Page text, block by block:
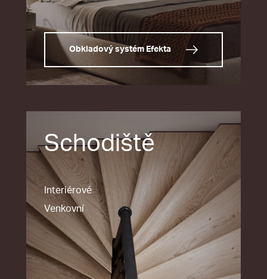
Obkladový systém Efekta
Schodiště
Interiérové
Venkovní